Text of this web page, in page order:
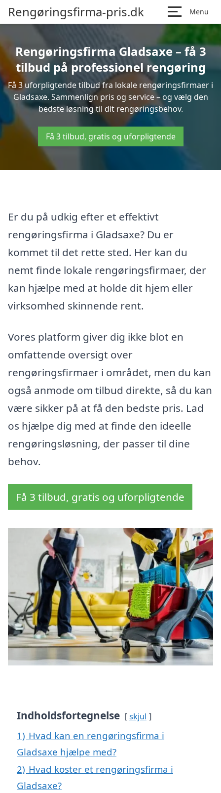
Rengøringsfirma-pris.dk Menu
Rengøringsfirma Gladsaxe – få 3
tilbud på professionel rengøring
Få 3 uforpligtende tilbud fra lokale rengøringsfirmaer i
Gladsaxe. Sammenlign pris og service – og vælg den
bedste løsning til dit rengøringsbehov.
Få 3 tilbud, gratis og uforpligtende
Er du på udkig efter et effektivt
rengøringsfirma i Gladsaxe? Du er
kommet til det rette sted. Her kan du
nemt finde lokale rengøringsfirmaer, der
kan hjælpe med at holde dit hjem eller
virksomhed skinnende rent.
Vores platform giver dig ikke blot en
omfattende oversigt over
rengøringsfirmaer i området, men du kan
også anmode om tilbud direkte, så du kan
være sikker på at få den bedste pris. Lad
os hjælpe dig med at finde den ideelle
rengøringsløsning, der passer til dine
behov.
Få 3 tilbud, gratis og uforpligtende
Indholdsfortegnelse skjul
1) Hvad kan en rengøringsfirma i
Gladsaxe hjælpe med?
2) Hvad koster et rengøringsfirma i
Gladsaxe?